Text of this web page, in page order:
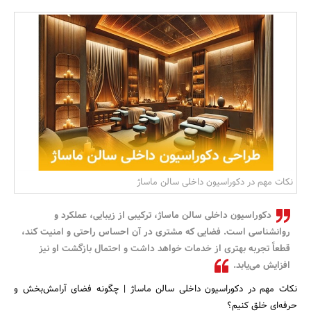
بانک، بیمه و سرمایه
مسکن و ساختمان
نکات مهم در دکوراسیون داخلی سالن ماساژ
دکوراسیون داخلی سالن ماساژ، ترکیبی از زیبایی، عملکرد و
روانشناسی است. فضایی که مشتری در آن احساس راحتی و امنیت کند،
قطعاً تجربه بهتری از خدمات خواهد داشت و احتمال بازگشت او نیز
افزایش می‌یابد.
نکات مهم در دکوراسیون داخلی سالن ماساژ | چگونه فضای آرامش‌بخش و
حرفه‌ای خلق کنیم؟